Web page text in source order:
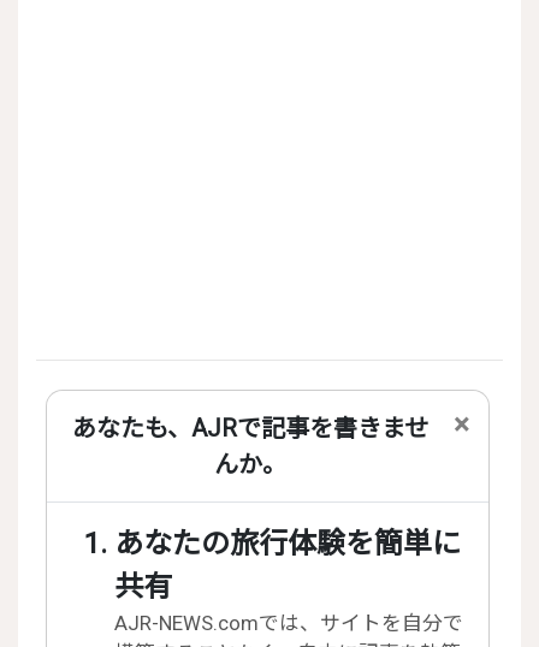
あなたも、AJRで記事を書きませ
んか。
×
あなたの旅行体験を簡単に
共有
AJR-NEWS.comでは、サイトを自分で